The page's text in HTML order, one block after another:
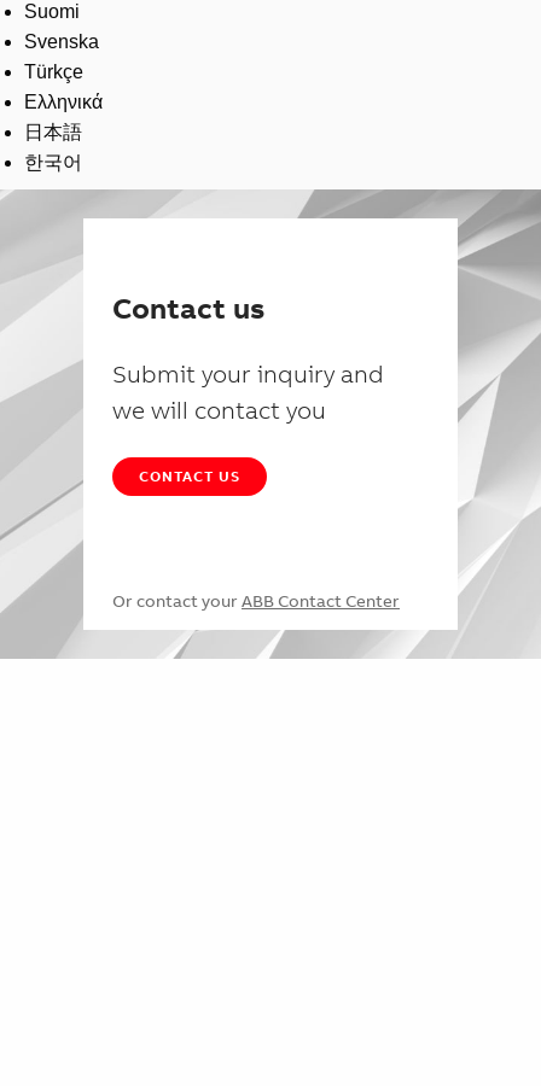
Suomi
Svenska
Türkçe
Ελληνικά
日本語
한국어
Contact us
Submit your inquiry and
we will contact you
CONTACT US
Or contact your ABB Contact Center